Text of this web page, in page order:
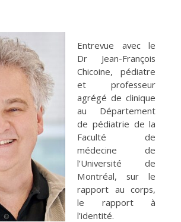
Entrevue avec le
Dr Jean-François
Chicoine, pédiatre
et professeur
agrégé de clinique
au Département
de pédiatrie de la
Faculté de
médecine de
l’Université de
Montréal, sur le
rapport au corps,
le rapport à
l’identité.